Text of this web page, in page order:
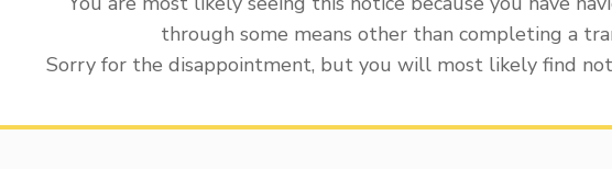
through some means other than completing a
Sorry for the disappointment, but you will most likely find